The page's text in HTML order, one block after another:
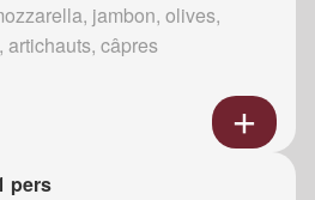
jambon, olives,
câpres
pers